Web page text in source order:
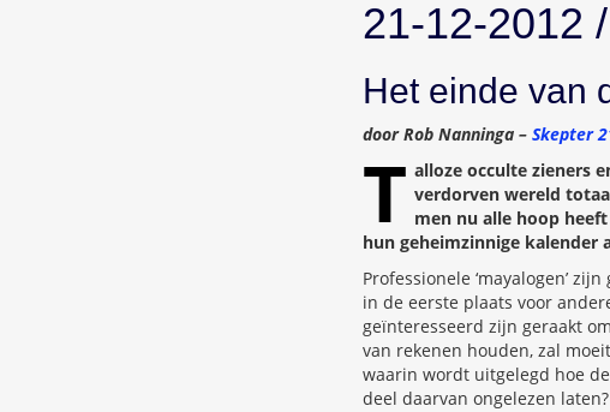
21-12-2012
Het einde van
door Rob Nanninga – Skepter
T alloze occulte zieners
verdorven wereld
men nu alle hoop
hun geheimzinnige kalender
Professionele ‘mayalogen’
in de eerste plaats voor
geïnteresseerd zijn geraakt
van rekenen houden, zal
waarin wordt uitgelegd hoe
deel daarvan ongelezen laten?